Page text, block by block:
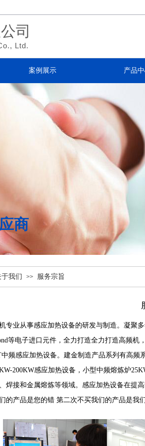
案例展示 产品
司
Ltd.
商
于我们 >> 服务宗旨
业从事感应加热设备的研发与制造。凝聚多
等电子进口元件，全力打造全力打造高频
频感应加热设备。建金制造产品系列有高频
200KW感应加热设备，小型中频熔炼炉
焊接和金属熔炼等领域。感应加热设备在提
产品是您的错 第二次不买我们的产品是我们